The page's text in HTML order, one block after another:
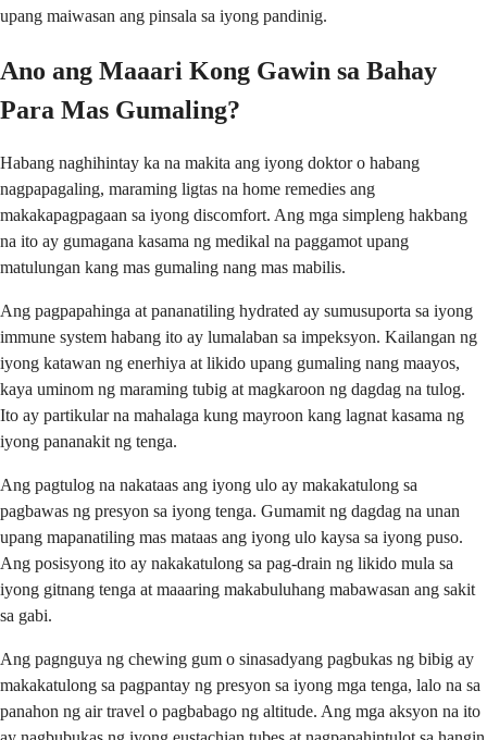
upang maiwasan ang pinsala sa iyong pandinig.
Ano ang Maaari Kong Gawin sa Bahay
Para Mas Gumaling?
Habang naghihintay ka na makita ang iyong doktor o habang
nagpapagaling, maraming ligtas na home remedies ang
makakapagpagaan sa iyong discomfort. Ang mga simpleng hakbang
na ito ay gumagana kasama ng medikal na paggamot upang
matulungan kang mas gumaling nang mas mabilis.
Ang pagpapahinga at pananatiling hydrated ay sumusuporta sa iyong
immune system habang ito ay lumalaban sa impeksyon. Kailangan ng
iyong katawan ng enerhiya at likido upang gumaling nang maayos,
kaya uminom ng maraming tubig at magkaroon ng dagdag na tulog.
Ito ay partikular na mahalaga kung mayroon kang lagnat kasama ng
iyong pananakit ng tenga.
Ang pagtulog na nakataas ang iyong ulo ay makakatulong sa
pagbawas ng presyon sa iyong tenga. Gumamit ng dagdag na unan
upang mapanatiling mas mataas ang iyong ulo kaysa sa iyong puso.
Ang posisyong ito ay nakakatulong sa pag-drain ng likido mula sa
iyong gitnang tenga at maaaring makabuluhang mabawasan ang sakit
sa gabi.
Ang pagnguya ng chewing gum o sinasadyang pagbukas ng bibig ay
makakatulong sa pagpantay ng presyon sa iyong mga tenga, lalo na sa
panahon ng air travel o pagbabago ng altitude. Ang mga aksyon na ito